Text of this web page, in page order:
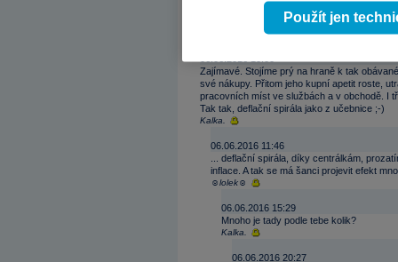
Váš názor
Zajímavé. Stojíme prý na hraně k tak
své nákupy. Přitom jeho kupní apetit roste,
pracovních míst ve službách a v obchodě. I
Tak tak, deflační spirála jako z učebnice ;-)
Kalka.
06.06.2016 11:46
... deflační spirála, díky centrálkám,
inflace. A tak se má šanci projevit efekt
☺lolek☺
06.06.2016 15:29
Mnoho je tady podle tebe kolik?
Kalka.
06.06.2016 20:27
Použít jen